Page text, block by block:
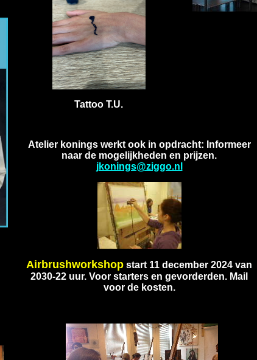
Atelier konings werkt ook in opdracht: Informeer
naar de mogelijkheden en prijzen.
jkonings@ziggo.nl
Airbrushworkshop start 11 december 2024 van
2030-22 uur. Voor starters en gevorderden. Mail
voor de kosten.
Tattoo T.U.